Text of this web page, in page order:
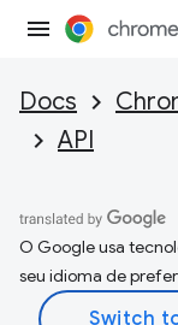
Docs
API
O Google usa
seu idioma de